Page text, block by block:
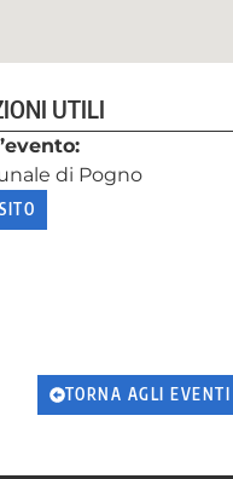
UTILI
di Pogno
TORNA AGLI EVENTI